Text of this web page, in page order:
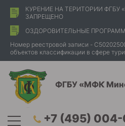
КУРЕНИЕ НА ТЕРИТОРИИ
ЗАПРЕЩЕНО
ОЗДОРОВИТЕЛЬНЫЕ
Номер реестровой записи -
объектов классификации в сфере
ФГБУ «МФК
+7 (495)